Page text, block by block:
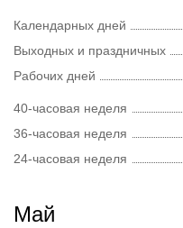
Календарных дней
Выходных и праздничных
Рабочих дней
40-часовая неделя
36-часовая неделя
24-часовая неделя
Май